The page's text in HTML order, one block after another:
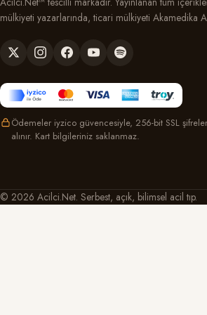
mülkiyeti yazarlarında, ticari mülkiyeti Akamedika
Ödemeler iyzico güvencesiyle, 256-bit SSL
alınır. Kart bilgileriniz saklanmaz.
© 2026 Acilci.Net. Serbest, açık, bilimsel acil tıp.